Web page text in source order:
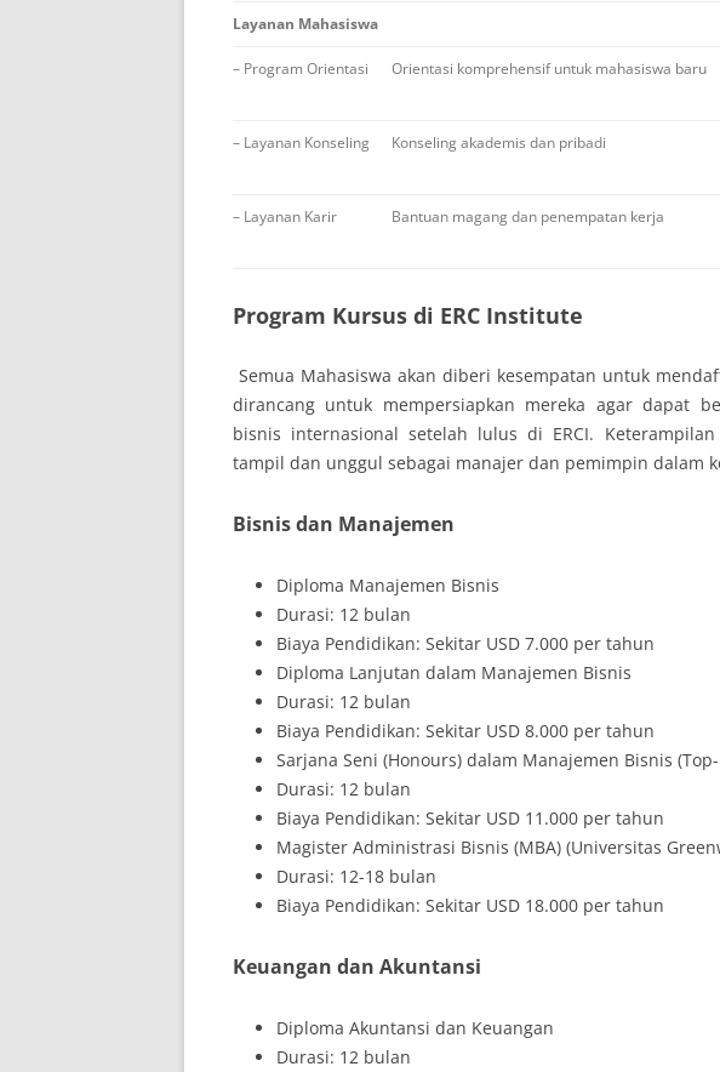
Layanan Mahasiswa
– Program Orientasi Orientasi komprehensif untuk mahasiswa baru
– Layanan Konseling Konseling akademis dan pribadi
– Layanan Karir Bantuan magang dan penempatan kerja
Program Kursus di ERC Institute
Semua Mahasiswa akan diberi kesempatan untuk
dirancang untuk mempersiapkan mereka agar dapat
bisnis internasional setelah lulus di ERCI.
tampil dan unggul sebagai manajer dan pemimpin dalam
Bisnis dan Manajemen
Diploma Manajemen Bisnis
Durasi: 12 bulan
Biaya Pendidikan: Sekitar USD 7.000 per tahun
Diploma Lanjutan dalam Manajemen Bisnis
Durasi: 12 bulan
Biaya Pendidikan: Sekitar USD 8.000 per tahun
Sarjana Seni (Honours) dalam Manajemen Bisnis
Durasi: 12 bulan
Biaya Pendidikan: Sekitar USD 11.000 per tahun
Magister Administrasi Bisnis (MBA) (Universitas
Durasi: 12-18 bulan
Biaya Pendidikan: Sekitar USD 18.000 per tahun
Keuangan dan Akuntansi
Diploma Akuntansi dan Keuangan
Durasi: 12 bulan